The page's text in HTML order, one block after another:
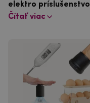
elektro príslušenstvo
Čítať viac